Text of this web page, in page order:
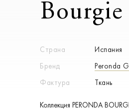
Bourgie
Страна
Испания
Бренд
Peronda
Фактура
Ткань
Коллекция PERONDA